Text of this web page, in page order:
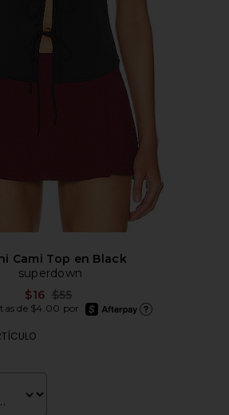
Cami Top en Black
superdown
$16 Previous price:
$55
de $4.00 por
afterpay